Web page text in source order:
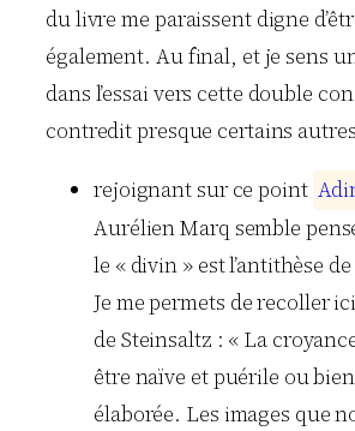
du livre me paraissent digne
également. Au final, et je sens
dans l’essai vers cette double
contredit presque certains
rejoignant sur ce point Adi
Aurélien Marq semble
le « divin » est l’antithèse de
Je me permets de recoller
de Steinsaltz : « La
être naïve et puérile ou
élaborée. Les images que